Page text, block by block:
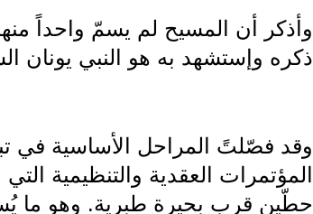
وأذكر أن المسيح لم يسمّ واحداً
ذكره وإستشهد به هو النبي يونان
وقد فصّلتً المراحل الأساسية في
المؤتمرات العقدية والتنظيمية
حطّين قرب بحيرة طبرية. وهو ما